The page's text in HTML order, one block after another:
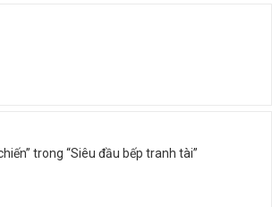
trong “Siêu đầu bếp tranh tài”